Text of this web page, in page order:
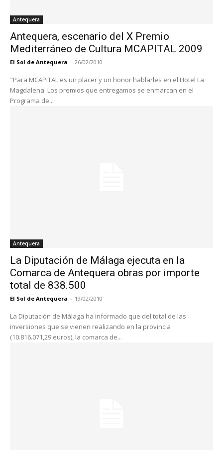
Antequera
Antequera, escenario del X Premio
Mediterráneo de Cultura MCAPITAL 2009
El Sol de Antequera - 26/02/2010
"Para MCAPITAL es un placer y un honor hablarles en el Hotel La
Magdalena. Los premios que entregamos se enmarcan en el
Programa de...
Antequera
La Diputación de Málaga ejecuta en la
Comarca de Antequera obras por importe
total de 838.500
El Sol de Antequera - 19/02/2010
La Diputación de Málaga ha informado que del total de las
inversiones que se vienen realizando en la provincia
(10.816.071,29 euros), la comarca de...